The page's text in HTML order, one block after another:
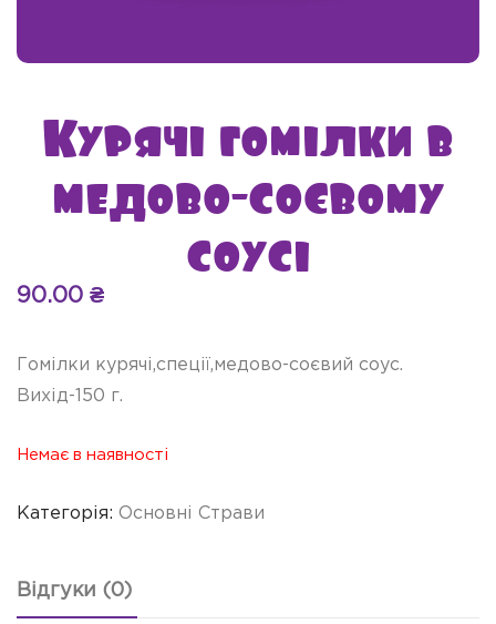
Курячі гомілки в
медово-соєвому
соусі
90.00 ₴
Гомілки курячі,спеції,медово-соєвий соус.
Вихід-150 г.
Немає в наявності
Категорія: Основні Страви
Відгуки (0)